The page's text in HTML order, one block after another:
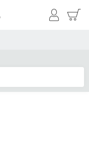
マイペ